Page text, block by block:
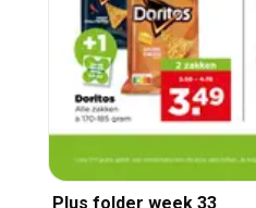
Plus folder week 33